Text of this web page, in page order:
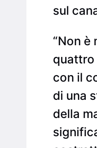
sul
“Non è
quattro
con il
di una
della